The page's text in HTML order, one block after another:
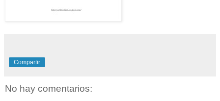
Compartir
No hay comentarios: